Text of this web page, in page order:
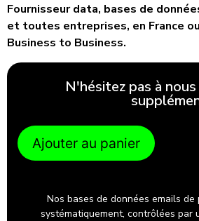
Fournisseur data, bases de
et toutes entreprises, en France
Business to Business.
N'hésitez pas à
Ajouter au panier
Nos bases de données emails
systématiquement, contrôlées par